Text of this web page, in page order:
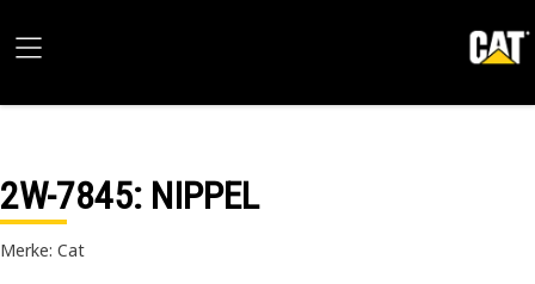
2W-7845: NIPPEL
Merke: Cat